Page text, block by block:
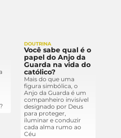
DOUTRINA
Você sabe qual é o
papel do Anjo da
Guarda na vida do
católico?
Mais do que uma
figura simbólica, o
Anjo da Guarda é um
companheiro invisível
designado por Deus
para proteger,
iluminar e conduzir
cada alma rumo ao
Céu